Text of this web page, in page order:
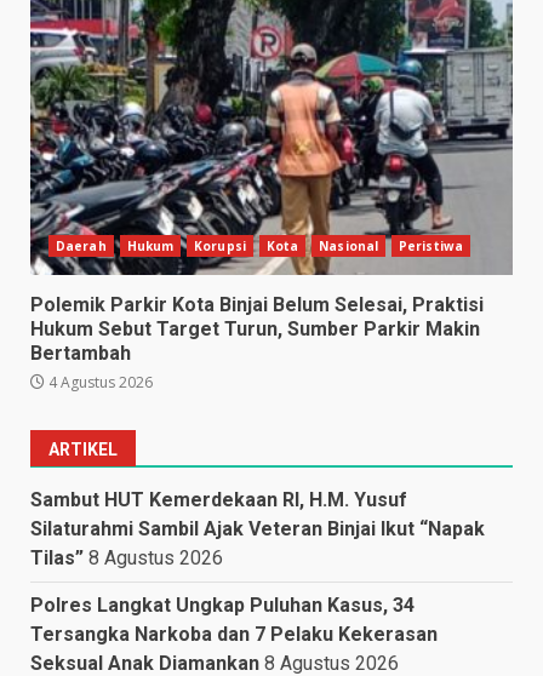
Daerah Hukum Korupsi Kota Nasional Peristiwa
Polemik Parkir Kota Binjai Belum Selesai, Praktisi
Hukum Sebut Target Turun, Sumber Parkir Makin
Bertambah
4 Agustus 2026
ARTIKEL
Sambut HUT Kemerdekaan RI, H.M. Yusuf
Silaturahmi Sambil Ajak Veteran Binjai Ikut “Napak
Tilas” 8 Agustus 2026
Polres Langkat Ungkap Puluhan Kasus, 34
Tersangka Narkoba dan 7 Pelaku Kekerasan
Seksual Anak Diamankan 8 Agustus 2026